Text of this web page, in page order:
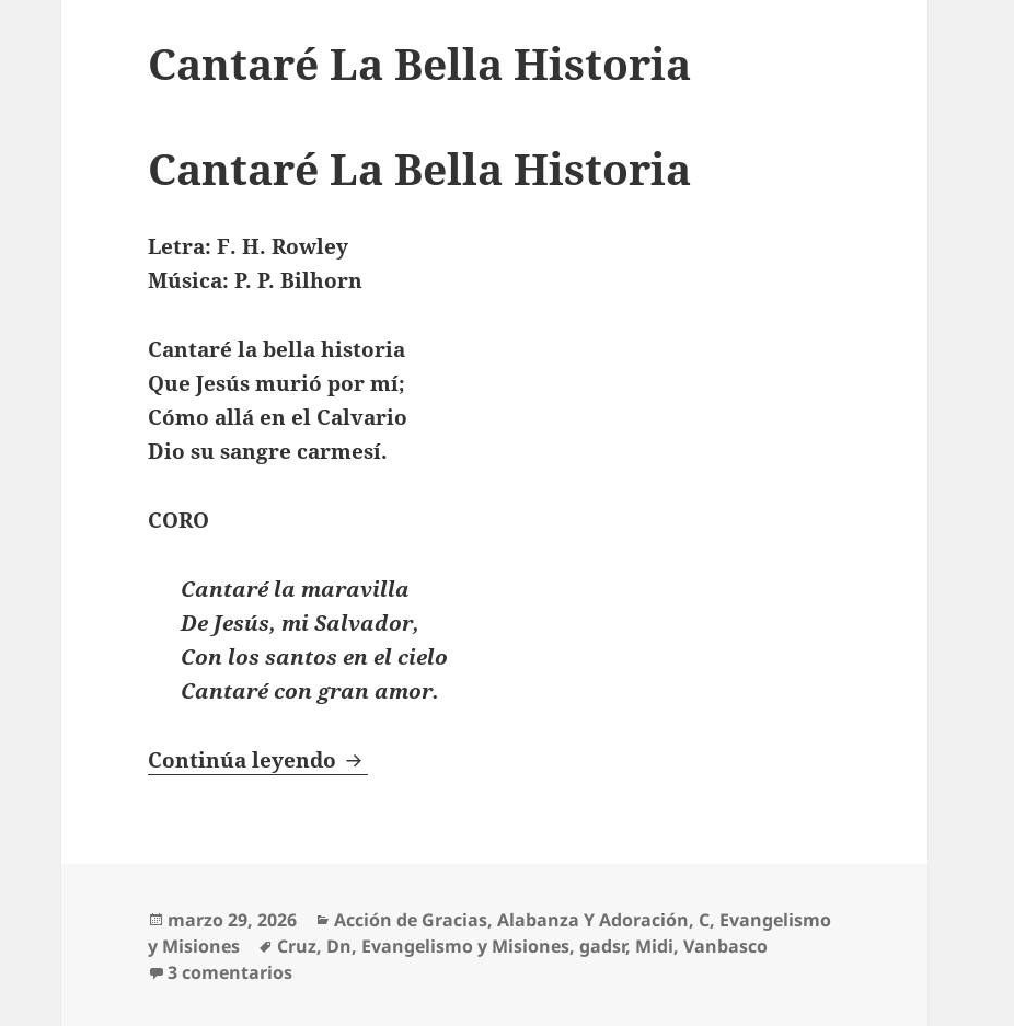
Cantaré La Bella Historia
Cantaré La Bella Historia
Letra: F. H. Rowley
Música: P. P. Bilhorn
Cantaré la bella historia
Que Jesús murió por mí;
Cómo allá en el Calvario
Dio su sangre carmesí.
CORO
Cantaré la maravilla
De Jesús, mi Salvador,
Con los santos en el cielo
Cantaré con gran amor.
Continúa leyendo Cantaré La Bella Historia
Publicado
el
marzo 29, 2026 Categorías
Acción de Gracias,Alabanza Y Adoración, C, Evangelismo
y Misiones
Etiquetas
Cruz, Dn, Evangelismo y Misiones,gadsr, Midi,Vanbasco
3 comentariosen Cantaré La Bella Historia